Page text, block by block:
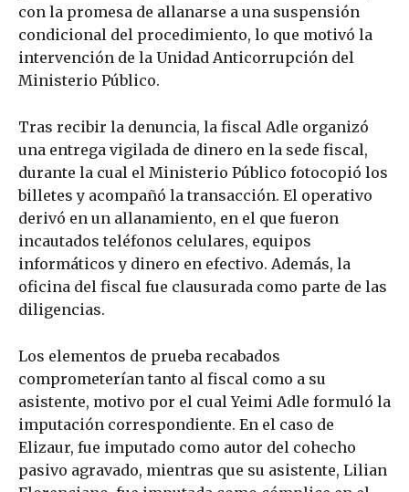
con la promesa de allanarse a una suspensión
condicional del procedimiento, lo que motivó la
intervención de la Unidad Anticorrupción del
Ministerio Público.
Tras recibir la denuncia, la fiscal Adle organizó
una entrega vigilada de dinero en la sede fiscal,
durante la cual el Ministerio Público fotocopió los
billetes y acompañó la transacción. El operativo
derivó en un allanamiento, en el que fueron
incautados teléfonos celulares, equipos
informáticos y dinero en efectivo. Además, la
oficina del fiscal fue clausurada como parte de las
diligencias.
Los elementos de prueba recabados
comprometerían tanto al fiscal como a su
asistente, motivo por el cual Yeimi Adle formuló la
imputación correspondiente. En el caso de
Elizaur, fue imputado como autor del cohecho
pasivo agravado, mientras que su asistente, Lilian